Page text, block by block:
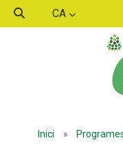
CA
Inici »